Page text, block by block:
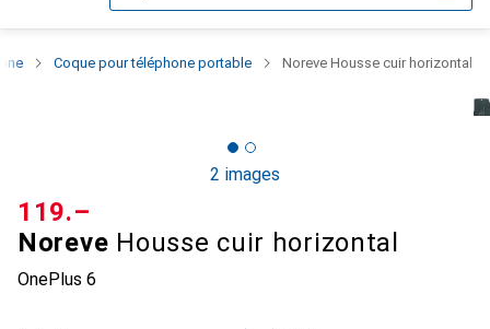
Coque pour téléphone portable Noreve Housse cuir horizontal
2 images
Noreve Housse cuir horizontal
OnePlus 6
CHF
119.–